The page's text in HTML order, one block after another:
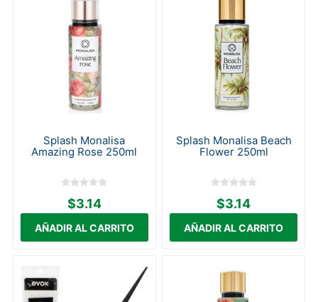
Splash Monalisa
Amazing Rose 250ml
$3.14
Splash Monalisa Beach
Flower 250ml
$3.14